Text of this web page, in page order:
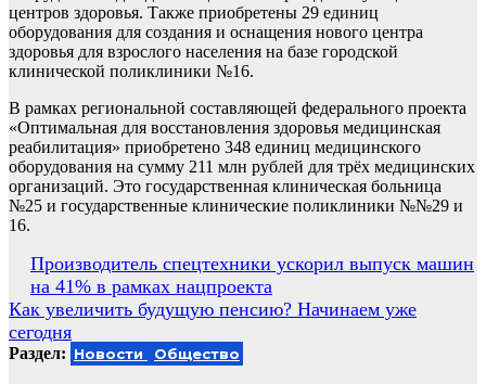
центров здоровья. Также приобретены 29 единиц
оборудования для создания и оснащения нового центра
здоровья для взрослого населения на базе городской
клинической поликлиники №16.
В рамках региональной составляющей федерального проекта
«Оптимальная для восстановления здоровья медицинская
реабилитация» приобретено 348 единиц медицинского
оборудования на сумму 211 млн рублей для трёх медицинских
организаций. Это государственная клиническая больница
№25 и государственные клинические поликлиники №№29 и
16.
Навигация
по
записям
Производитель спецтехники ускорил выпуск машин
на 41% в рамках нацпроекта
Как увеличить будущую пенсию? Начинаем уже
сегодня
Раздел: Новости Общество